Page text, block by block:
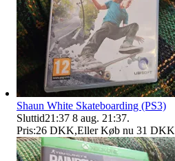
Shaun White Skateboarding (PS3)
Sluttid21:37 8 aug. 21:37.
Pris:26 DKK,Eller Køb nu 31 DKK